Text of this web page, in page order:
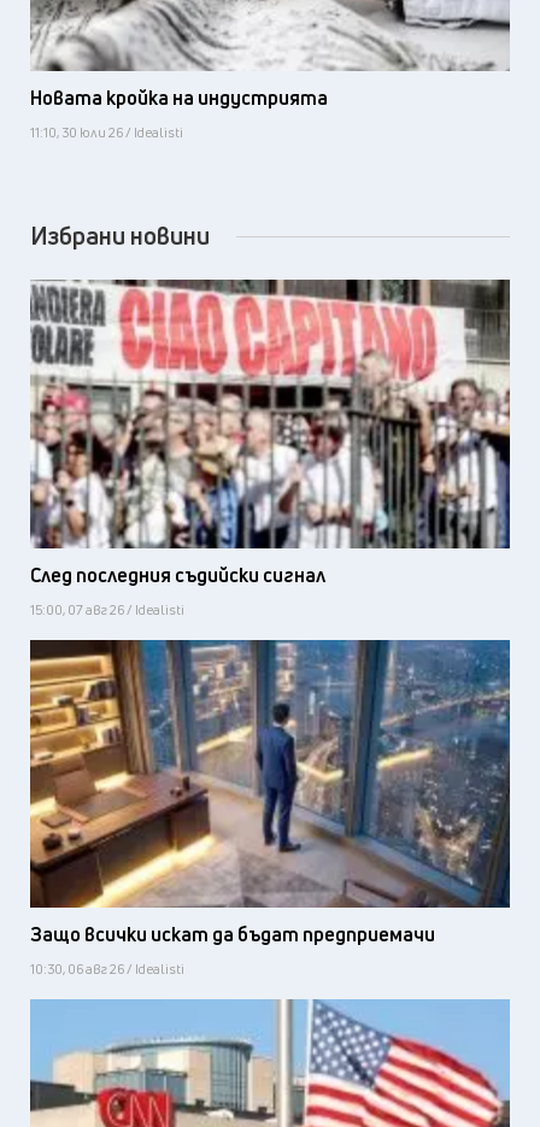
Новата кройка на индустрията
11:10, 30 юли 26 / Idealisti
Избрани новини
След последния съдийски сигнал
15:00, 07 авг 26 / Idealisti
Защо всички искат да бъдат предприемачи
10:30, 06 авг 26 / Idealisti